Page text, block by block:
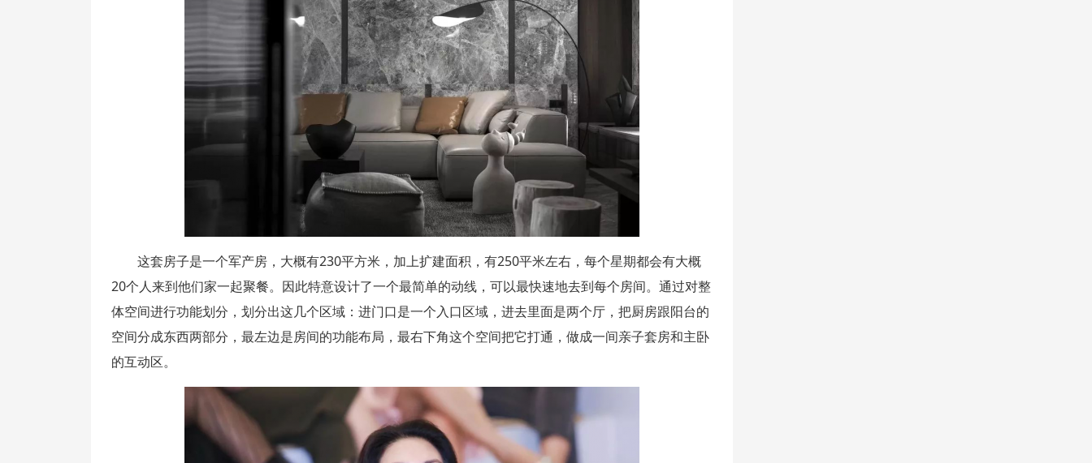
这套房子是一个军产房，大概有230平方米，加上扩建面积，有250平米左右，每个星期都会有大概
20个人来到他们家一起聚餐。因此特意设计了一个最简单的动线，可以最快速地去到每个房间。通过对整
体空间进行功能划分，划分出这几个区域：进门口是一个入口区域，进去里面是两个厅，把厨房跟阳台的
空间分成东西两部分，最左边是房间的功能布局，最右下角这个空间把它打通，做成一间亲子套房和主卧
的互动区。